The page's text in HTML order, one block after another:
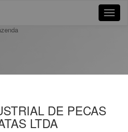
Toggle
DE PECAS
LTDA